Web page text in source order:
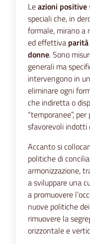
Leazioni positive
speciali che, in
formale, mirano a
ed effettiva
donne. Sono
generali ma
intervengono in
eliminare ogni
che indiretta o
“temporanee”,
sfavorevoli indotti
Accanto si
politiche di
armonizzazione,
a sviluppare una
a promuovere
nuove politiche
rimuovere la
orizzontale e